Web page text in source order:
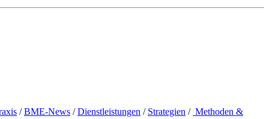
/BME-News /Dienstleistungen / Strategien / Methoden &